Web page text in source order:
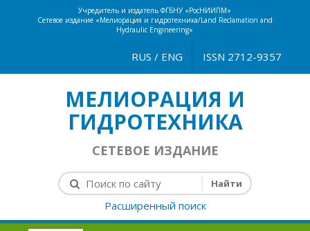
Учредитель и издатель ФГБНУ «РосНИИПМ»
Сетевое издание «Мелиорация и гидротехника/Land Reclamation and
Hydraulic Engineering»
ISSN 2712-9357
RUS / ENG
МЕЛИОРАЦИЯ И
ГИДРОТЕХНИКА
СЕТЕВОЕ ИЗДАНИЕ
Расширенный поиск